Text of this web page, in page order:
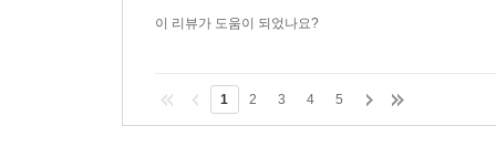
이 리뷰가 도움이 되었나요?
1 2 3 4 5